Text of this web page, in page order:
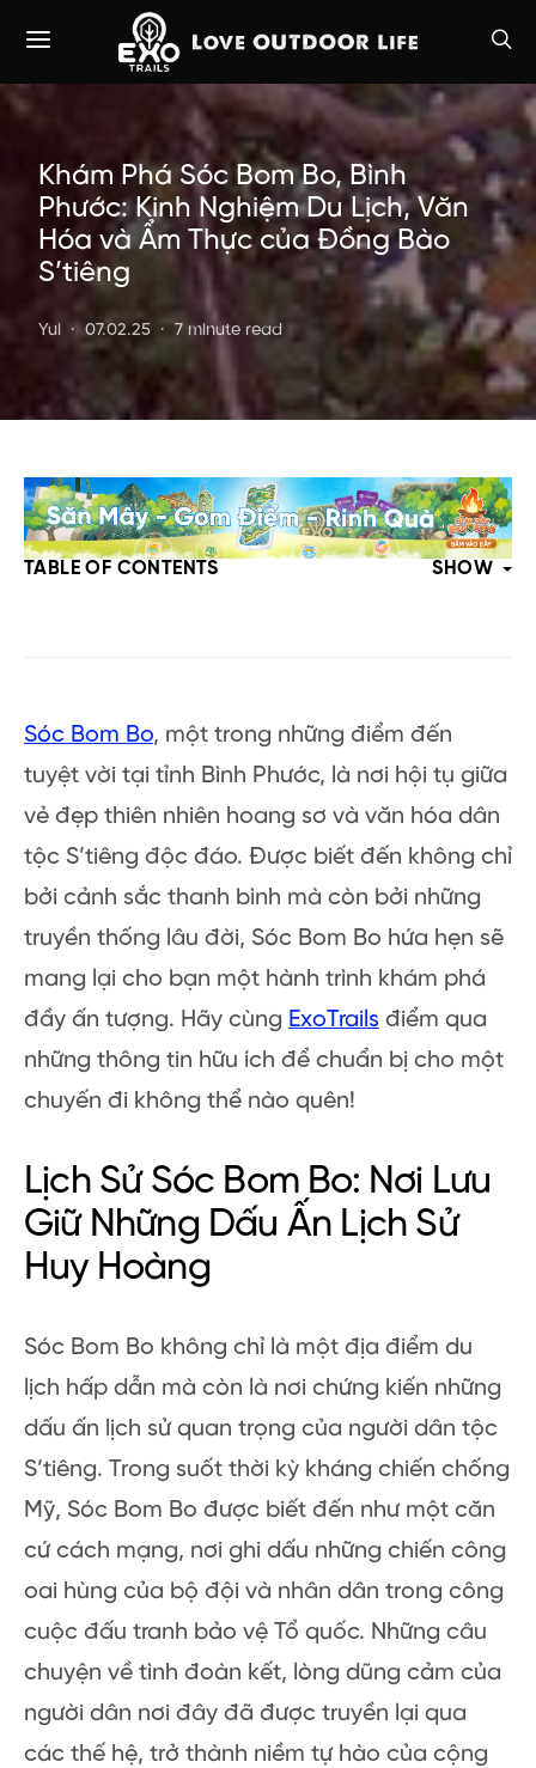
Khám Phá Sóc Bom Bo, Bình
Phước: Kinh Nghiệm Du Lịch, Văn
Hóa và Ẩm Thực của Đồng Bào
S’tiêng
Yui 07.02.25 7 minute read
TABLE OF CONTENTS SHOW
Sóc Bom Bo, một trong những điểm đến
tuyệt vời tại tỉnh Bình Phước, là nơi hội tụ giữa
vẻ đẹp thiên nhiên hoang sơ và văn hóa dân
tộc S’tiêng độc đáo. Được biết đến không chỉ
bởi cảnh sắc thanh bình mà còn bởi những
truyền thống lâu đời, Sóc Bom Bo hứa hẹn sẽ
mang lại cho bạn một hành trình khám phá
đầy ấn tượng. Hãy cùng ExoTrails điểm qua
những thông tin hữu ích để chuẩn bị cho một
chuyến đi không thể nào quên!
Lịch Sử Sóc Bom Bo: Nơi Lưu
Giữ Những Dấu Ấn Lịch Sử
Huy Hoàng
Sóc Bom Bo không chỉ là một địa điểm du
lịch hấp dẫn mà còn là nơi chứng kiến những
dấu ấn lịch sử quan trọng của người dân tộc
S’tiêng. Trong suốt thời kỳ kháng chiến chống
Mỹ, Sóc Bom Bo được biết đến như một căn
cứ cách mạng, nơi ghi dấu những chiến công
oai hùng của bộ đội và nhân dân trong công
cuộc đấu tranh bảo vệ Tổ quốc. Những câu
chuyện về tình đoàn kết, lòng dũng cảm của
người dân nơi đây đã được truyền lại qua
các thế hệ, trở thành niềm tự hào của cộng